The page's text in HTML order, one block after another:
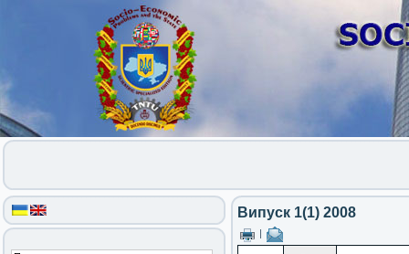
Випуск 1(1) 2008